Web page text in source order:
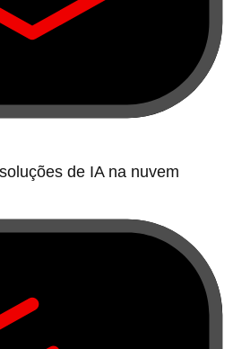
de IA na nuvem